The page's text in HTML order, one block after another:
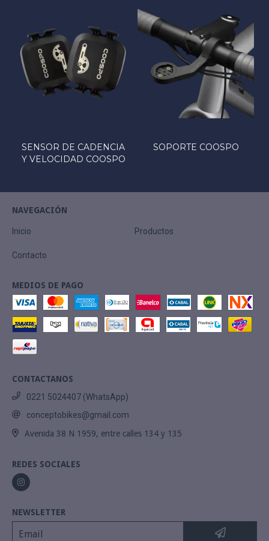
SENSOR DE CADENCIA
Y VELOCIDAD COOSPO
SOPORTE COOSPO
NAVEGACIÓN
Inicio Productos
Contacto
MEDIOS DE PAGO
CONTACTANOS
0221 5024407 (WhatsApp)
conceptobikes@gmail.com
Avenida 38 N 1959, entre calles 134 y 135
REDES SOCIALES
NEWSLETTER